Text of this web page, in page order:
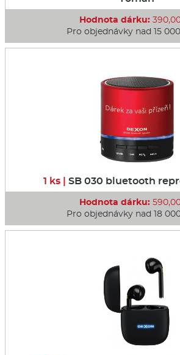
Hodnota dárku:
Pro objednávky nad 15
1 ks | SB 030 bluetooth
Hodnota dárku:
Pro objednávky nad 18